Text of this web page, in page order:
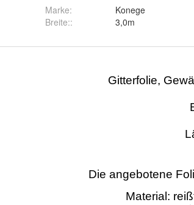
Marke:
Konege
Breite:: 3,0m